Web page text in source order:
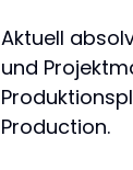
Aktuell
und
Production.